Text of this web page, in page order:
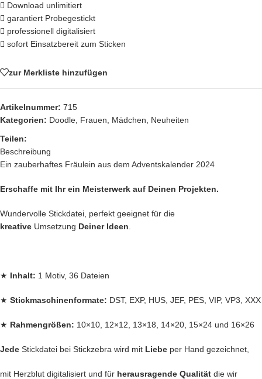
Download unlimitiert
garantiert Probegestickt
professionell digitalisiert
sofort Einsatzbereit zum Sticken
zur Merkliste hinzufügen
Artikelnummer: 715
Kategorien: Doodle Frauen Mädchen
Neuheiten
Teilen:
Beschreibung
Ein zauberhaftes Fräulein aus dem Adventskalender 2024
Erschaffe mit Ihr ein Meisterwerk auf Deinen Projekten.
Wundervolle Stickdatei, perfekt geeignet für die
kreative Umsetzung Deiner Ideen
★ Inhalt: 1 Motiv, 36 Dateien
★ Stickmaschinenformate: DST, EXP, HUS, JEF, PES, VIP, VP3, XXX
★ Rahmengrößen: 10×10, 12×12, 13×18, 14×20, 15×24 und 16×26
Jede Stickdatei bei Stickzebra wird mit Liebe per Hand gezeichnet,
mit Herzblut digitalisiert und für herausragende Qualität die wir